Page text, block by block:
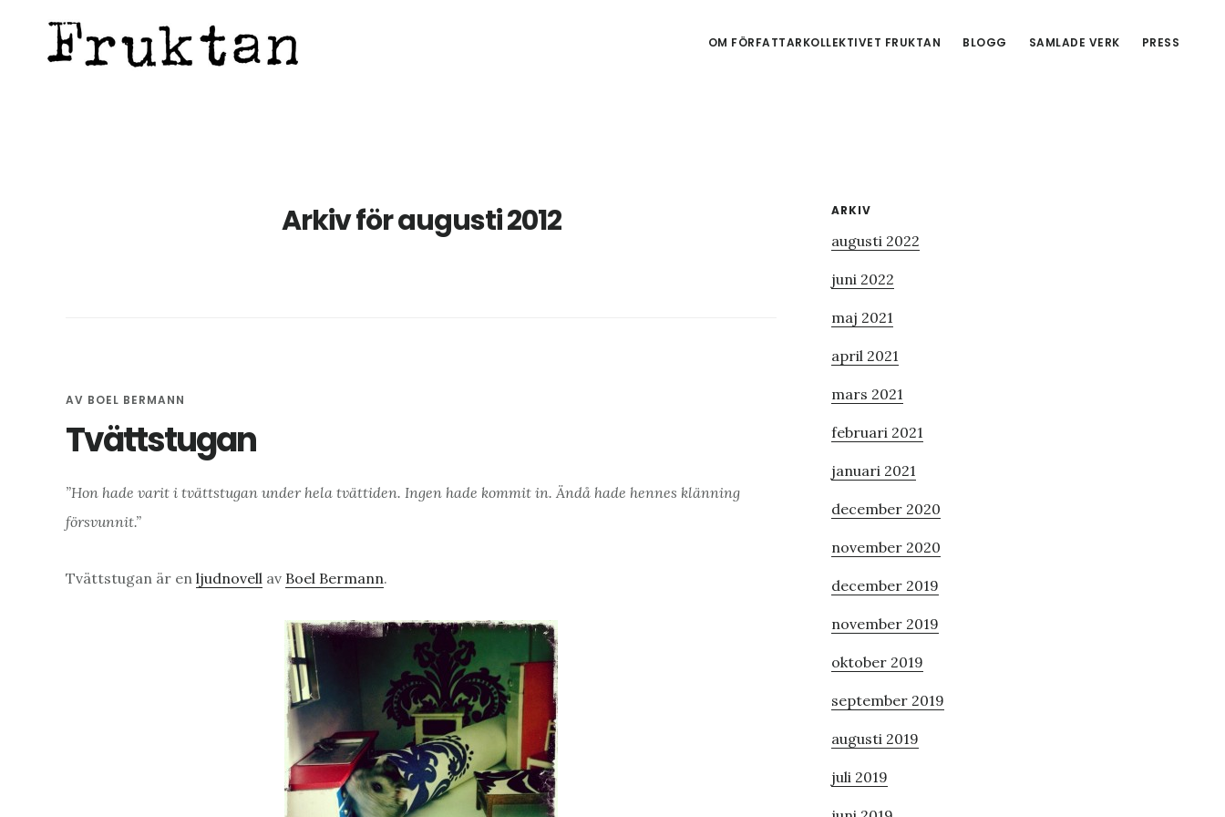
OM FÖRFATTARKOLLEKTIVET FRUKTAN BLOGG SAMLADE VERK PRESS
Arkiv för augusti 2012
AV BOEL BERMANN
Tvättstugan
”Hon hade varit i tvättstugan under hela tvättiden. Ingen hade kommit in. Ändå hade hennes klänning
försvunnit.”
Tvättstugan är en ljudnovell av Boel Bermann.
Primärt
sidofält
ARKIV
augusti 2022
juni 2022
maj 2021
april 2021
mars 2021
februari 2021
januari 2021
december 2020
november 2020
december 2019
november 2019
oktober 2019
september 2019
augusti 2019
juli 2019